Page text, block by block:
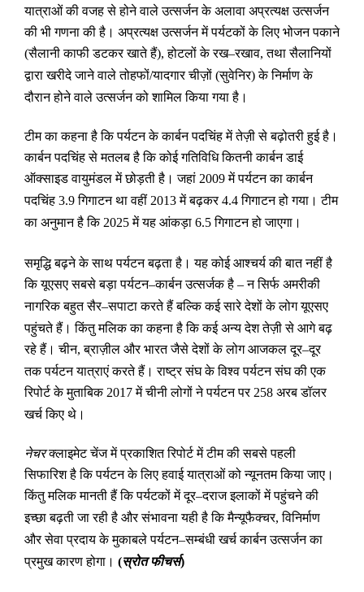
यात्राओं की वजह से होने वाले उत्सर्जन के अलावा अप्रत्यक्ष उत्सर्जन
की भी गणना की है। अप्रत्यक्ष उत्सर्जन में पर्यटकों के लिए भोजन पकाने
(सैलानी काफी डटकर खाते हैं),होटलों के रख–रखाव,तथा सैलानियों
द्वारा खरीदे जाने वाले तोहफों/यादगार चीज़ों (सुवेनिर)के निर्माण के
दौरान होने वाले उत्सर्जन को शामिल किया गया है।
टीम का कहना है कि पर्यटन के कार्बन पदचिंह में तेज़ी से बढ़ोतरी हुई है।
कार्बन पदचिंह से मतलब है कि कोई गतिविधि कितनी कार्बन डाई
ऑक्साइड वायुमंडल में छोड़ती है। जहां 2009में पर्यटन का कार्बन
पदचिंह 3.9गिगाटन था वहीं 2013में बढ़कर4.4गिगाटन हो गया। टीम
का अनुमान है कि 2025में यह आंकड़ा 6.5गिगाटन हो जाएगा।
समृद्धि बढ़ने के साथ पर्यटन बढ़ता है। यह कोई आश्चर्य की बात नहीं है
कि यूएसए सबसे बड़ा पर्यटन–कार्बन उत्सर्जक है –न सिर्फ अमरीकी
नागरिक बहुत सैर–सपाटा करते हैं बल्कि कई सारे देशों के लोग यूएसए
पहुंचते हैं। किंतु मलिक का कहना है कि कई अन्य देश तेज़ी से आगे बढ़
रहे हैं। चीन,ब्राज़ील और भारत जैसे देशों के लोग आजकल दूर–दूर
तक पर्यटन यात्राएं करते हैं। राष्ट्र संघ के विश्व पर्यटन संघ की एक
रिपोर्ट के मुताबिक 2017में चीनी लोगों ने पर्यटन पर 258 अरब डॉलर
खर्च किए थे।
नेचरक्लाइमेट चेंज में प्रकाशित रिपोर्ट में टीम की सबसे पहली
सिफारिश है कि पर्यटन के लिए हवाई यात्राओं को न्यूनतम किया जाए।
किंतु मलिक मानती हैं कि पर्यटकों में दूर–दराज इलाकों में पहुंचने की
इच्छा बढ़ती जा रही है और संभावना यही है कि मैन्यूफैक्चर,विनिर्माण
और सेवा प्रदाय के मुकाबले पर्यटन–सम्बंधी खर्च कार्बन उत्सर्जन का
प्रमुख कारण होगा। (स्रोत फीचर्स)